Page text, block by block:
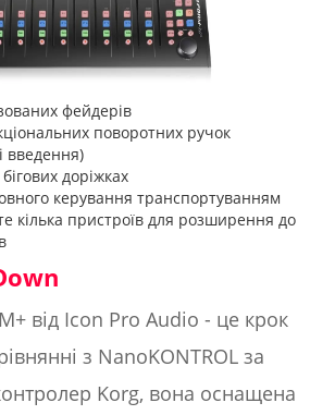
фейдерів
поворотних ручок
введення)
доріжках
керування транспортуванням
кілька пристроїв для розширення до
від Icon Pro Audio - це крок
з NanoKONTROL за
Korg, вона оснащена